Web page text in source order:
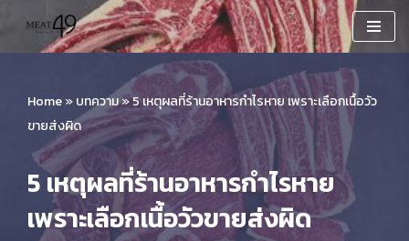
Skip
content
Home»บทความ»5 เหตุผลที่ร้านอาหารกำไรหาย เพราะเลือกเนื้อวัว
ขายส่งผิด
5 เหตุผลที่ร้านอาหารกำไรหาย
เพราะเลือกเนื้อวัวขายส่งผิด